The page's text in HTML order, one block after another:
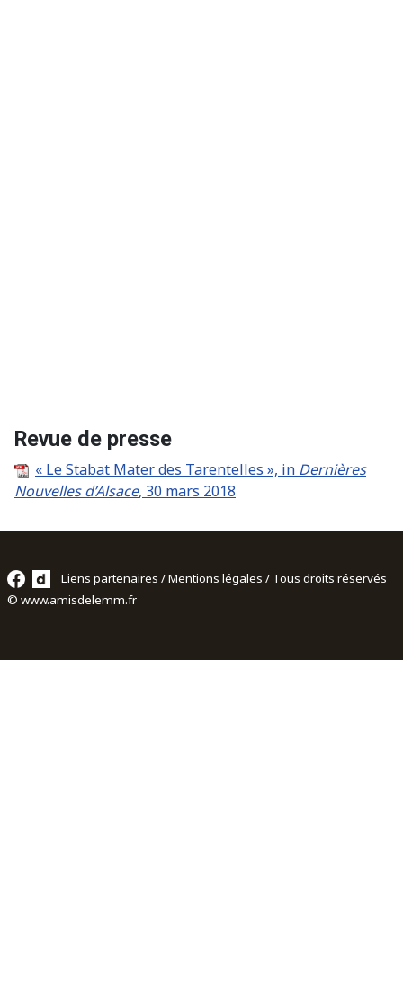
Revue de presse
« Le Stabat Mater des Tarentelles », in Dernières
Nouvelles d’Alsace, 30 mars 2018
Liens partenaires /Mentions légales / Tous droits réservés
© www.amisdelemm.fr